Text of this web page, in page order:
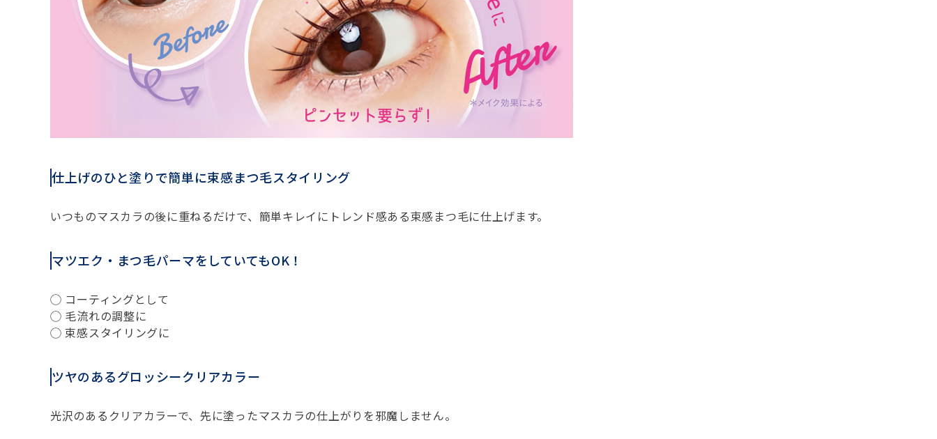
仕上げのひと塗りで簡単に束感まつ毛スタイリング
いつものマスカラの後に重ねるだけで、簡単キレイにトレンド感ある束感まつ毛に仕上げます。
マツエク・まつ毛パーマをしていてもOK！
◯ コーティングとして
◯ 毛流れの調整に
◯ 束感スタイリングに
ツヤのあるグロッシークリアカラー
光沢のあるクリアカラーで、先に塗ったマスカラの仕上がりを邪魔しません。